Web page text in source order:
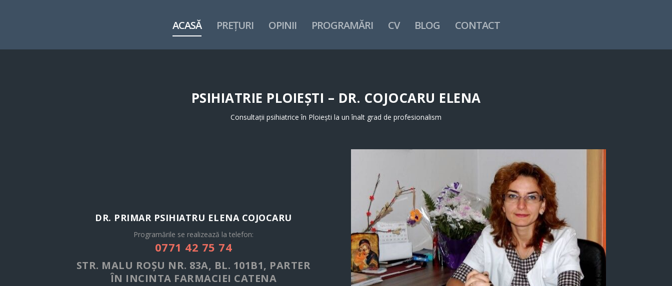
ACASĂ PREȚURI OPINII PROGRAMĂRI CV BLOG CONTACT
PSIHIATRIE PLOIEȘTI – DR. COJOCARU ELENA
Consultații psihiatrice în Ploiești la un înalt grad de profesionalism
DR. PRIMAR PSIHIATRU ELENA COJOCARU
Programările se realizează la telefon:
0771 42 75 74
STR. MALU ROŞU NR. 83A, BL. 101B1, PARTER
ÎN INCINTA FARMACIEI CATENA